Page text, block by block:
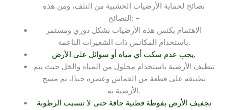
نصائح لحماية الأرضيات الخشبية من التلف، ومن هذه
النصائح: –
الاهتمام بكنس هذه الأرضيات بشكل دوري ومستمر
باستخدام المكانس ذات الشعيرات الناعمة.
يجب عدم سكب أي مياه أو سوائل على الأرض.
تنظيف الأرضية باستخدام محلول من المياه والخل حيث يتم
تطبيقه على قطعة من القماش وعصره جيدًا، ثم مسح
الأرضية به.
تجفيف الأرض بفوطة قطنية جافة حتى لا تتسبب الرطوبة